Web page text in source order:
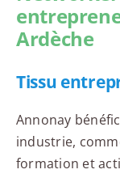
Ardèche
Tissu
Annonay
industrie,
formation et